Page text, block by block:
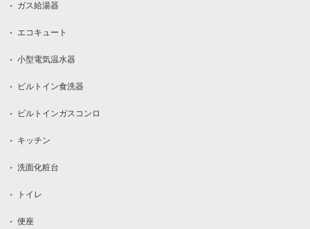
ガス給湯器
エコキュート
小型電気温水器
ビルトイン食洗器
ビルトインガスコンロ
キッチン
洗面化粧台
トイレ
便座